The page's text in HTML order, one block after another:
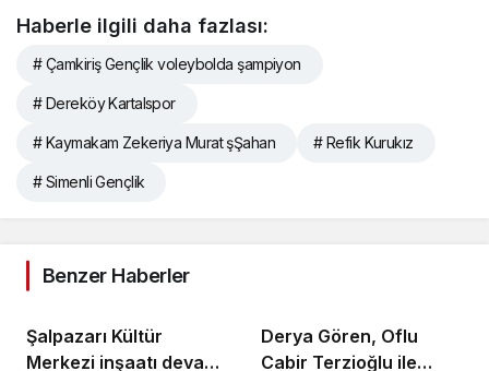
Haberle ilgili daha fazlası:
# Çamkiriş Gençlik voleybolda şampiyon
# Dereköy Kartalspor
# Kaymakam Zekeriya Murat şŞahan # Refik Kurukız
# Simenli Gençlik
Benzer Haberler
Şalpazarı Kültür
Merkezi inşaatı devam
Derya Gören, Oflu
Cabir Terzioğlu ile